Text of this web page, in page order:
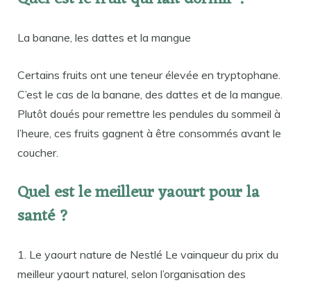
La banane, les dattes et la mangue
Certains fruits ont une teneur élevée en tryptophane.
C’est le cas de la banane, des dattes et de la mangue.
Plutôt doués pour remettre les pendules du sommeil à
l’heure, ces fruits gagnent à être consommés avant le
coucher.
Quel est le meilleur yaourt pour la
santé ?
1. Le yaourt nature de Nestlé Le vainqueur du prix du
meilleur yaourt naturel, selon l’organisation des